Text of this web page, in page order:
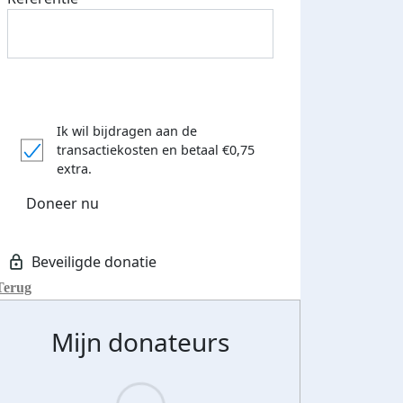
Ik wil bijdragen aan de
transactiekosten en betaal €0,75
extra.
Doneer nu
Mijn donateurs